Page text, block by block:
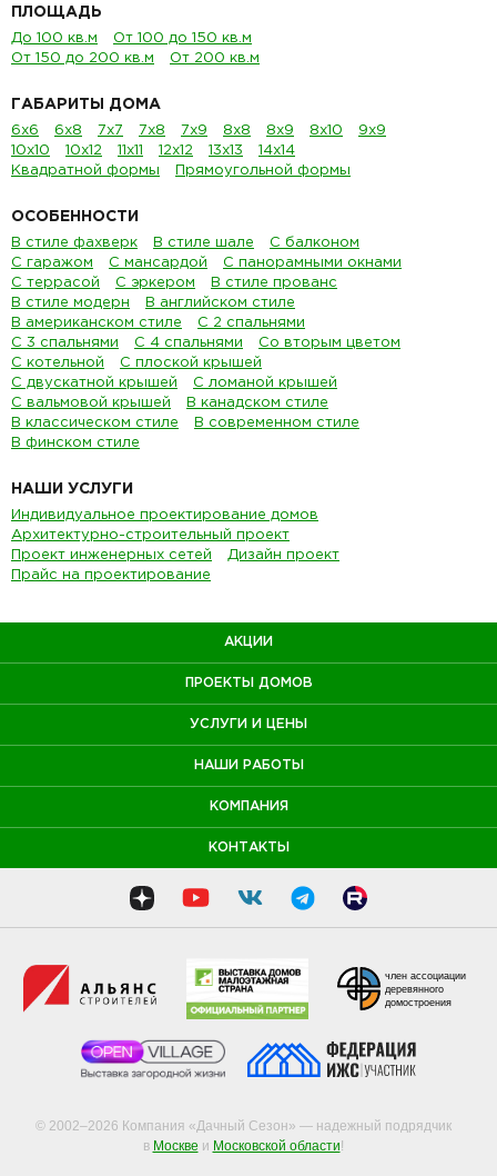
ПЛОЩАДЬ
До 100 кв.м
От 100 до 150 кв.м
От 150 до 200 кв.м
От 200 кв.м
ГАБАРИТЫ ДОМА
6х6 6х8 7х7 7х8 7х9 8х8 8х9 8х10
9х9
10х10
10х12 11х11 12х12 13х13
14х14
Квадратной формы
Прямоугольной формы
ОСОБЕННОСТИ
В стиле фахверк В стиле шале
С балконом
С гаражом
С мансардой
С панорамными окнами
С террасой
С эркером
В стиле прованс
В стиле модерн
В английском стиле
В американском стиле
С 2 спальнями
С 3 спальнями
С 4 спальнями
Со вторым цветом
С котельной
С плоской крышей
С двускатной крышей
С ломаной крышей
С вальмовой крышей
В канадском стиле
В классическом стиле
В современном стиле
В финском стиле
НАШИ УСЛУГИ
Индивидуальное проектирование домов
Архитектурно-строительный проект
Проект инженерных сетей
Дизайн проект
Прайс на проектирование
АКЦИИ
ПРОЕКТЫ ДОМОВ
УСЛУГИ И ЦЕНЫ
НАШИ РАБОТЫ
КОМПАНИЯ
КОНТАКТЫ
© 2002–2026 Компания «Дачный Сезон» — надежный подрядчик
в Москве и Московской области!
член ассоциации
деревянного
домостроения